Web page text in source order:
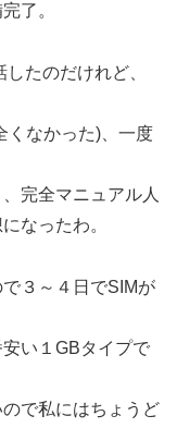
了。
たのだけれど、
くなかった)、一度
完全マニュアル人
なったわ。
３～４日でSIMが
い１GBタイプで
で私にはちょうど